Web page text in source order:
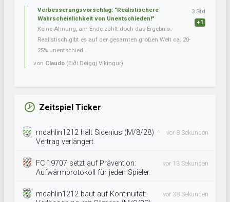
Verbesserungsvorschlag: "Realistischere
Wahrscheinlichkeit von Unentschieden!"
Keine Ahnung, am Ende zählt doch das Ergebnis.
Realistisch gibt es auf der gesamten großen Welt ca. 20-
25% unentschied...
von Claudo (Eiði Deiggj Víkingur)
3 Std
+1
Zeitspiel Ticker
mdahlin1212 hält Sidenius (M/8/28) –
Vertrag verlängert.
vor 8 Sekunden
FC 19707 setzt auf Prävention:
Aufwärmprotokoll für jeden Spieler.
vor 13 Sekunden
mdahlin1212 baut auf Kontinuität:
vor 38 Sekunden